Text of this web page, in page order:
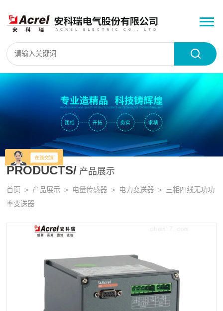
PRODUCTS/ 产品展示
首页 > 产品展示 > 电量传感器 > 电力变送器 > 三相四线无功功
率变送器